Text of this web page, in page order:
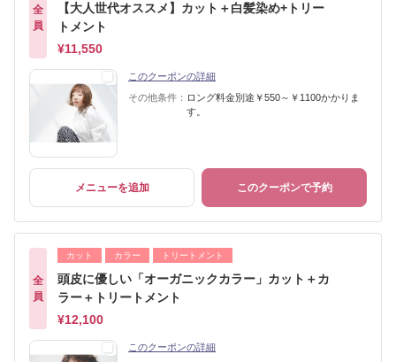
全
員
【大人世代オススメ】カット＋白髪染め+トリー
トメント
¥11,550
このクーポンの詳細
その他条件： ロング料金別途￥550～￥1100かかりま
す。
メニューを追加 このクーポンで予約
全
員
カット カラー トリートメント
頭皮に優しい「オーガニックカラー」カット＋カ
ラー＋トリートメント
¥12,100
このクーポンの詳細